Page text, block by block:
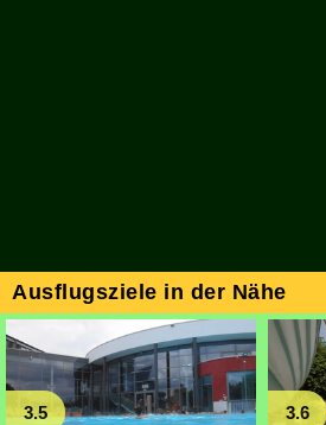
Ausflugsziele in der Nähe
3.5 3.6